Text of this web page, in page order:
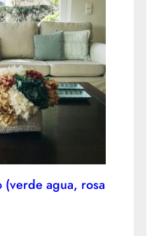
(verde agua, rosa